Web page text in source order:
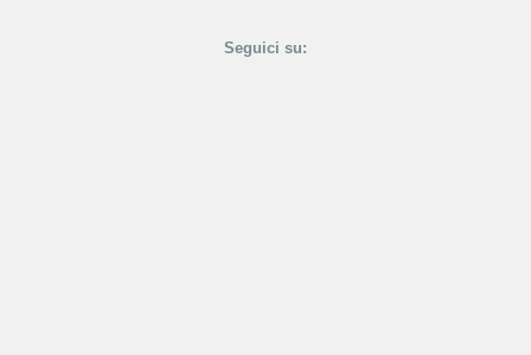
Seguici su: